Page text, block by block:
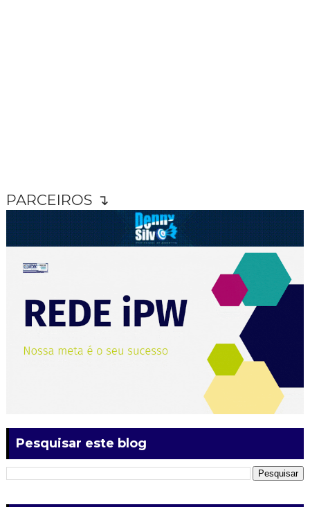
PARCEIROS ↴
Pesquisar este blog